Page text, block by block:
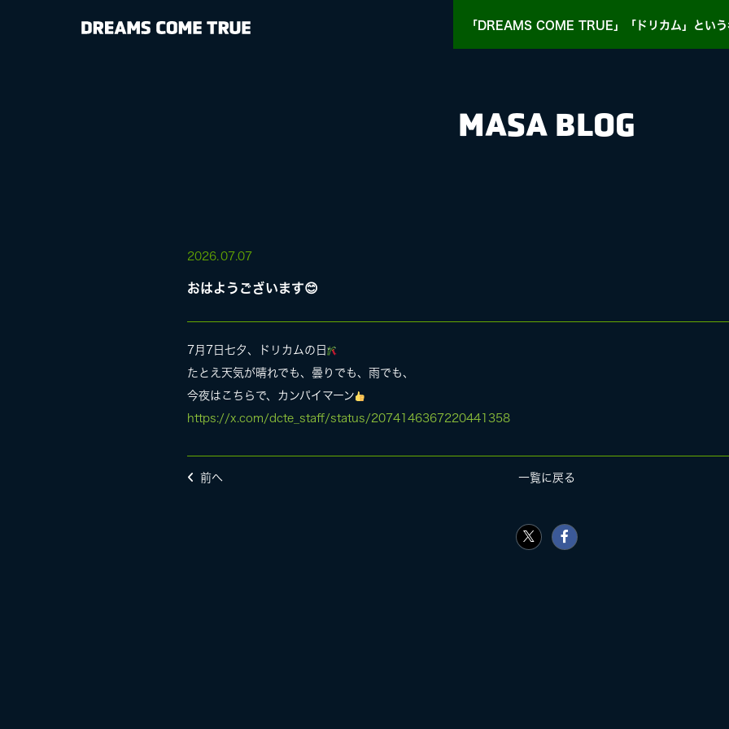
「DREAMS COME TRUE」「ドリカム」 とい
LIVE
SPECIAL SITE
MASA BLOG
2026. 07.07
おはようございます😊
7月7日七夕、ドリカムの日
たとえ天気が晴れでも、曇りでも、雨でも、
今夜はこちらで、カンパイマーン
https://x.com/dcte_staff/status/2074146367220441358
前へ 一覧に戻る